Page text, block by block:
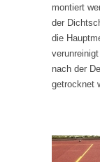
montiert
der
die
nach der
getrocknet